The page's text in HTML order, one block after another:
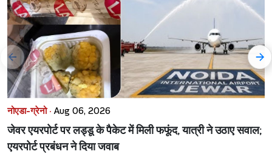
नोएडा-ग्रेनो · Aug 06, 2026
जेवर एयरपोर्ट पर लड्डू के पैकेट में मिली फफूंद, यात्री ने उठाए सवाल;
एयरपोर्ट प्रबंधन ने दिया जवाब